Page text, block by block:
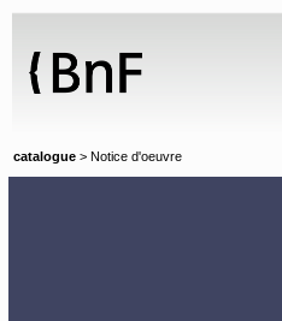
catalogue > Notice d'oeuvre